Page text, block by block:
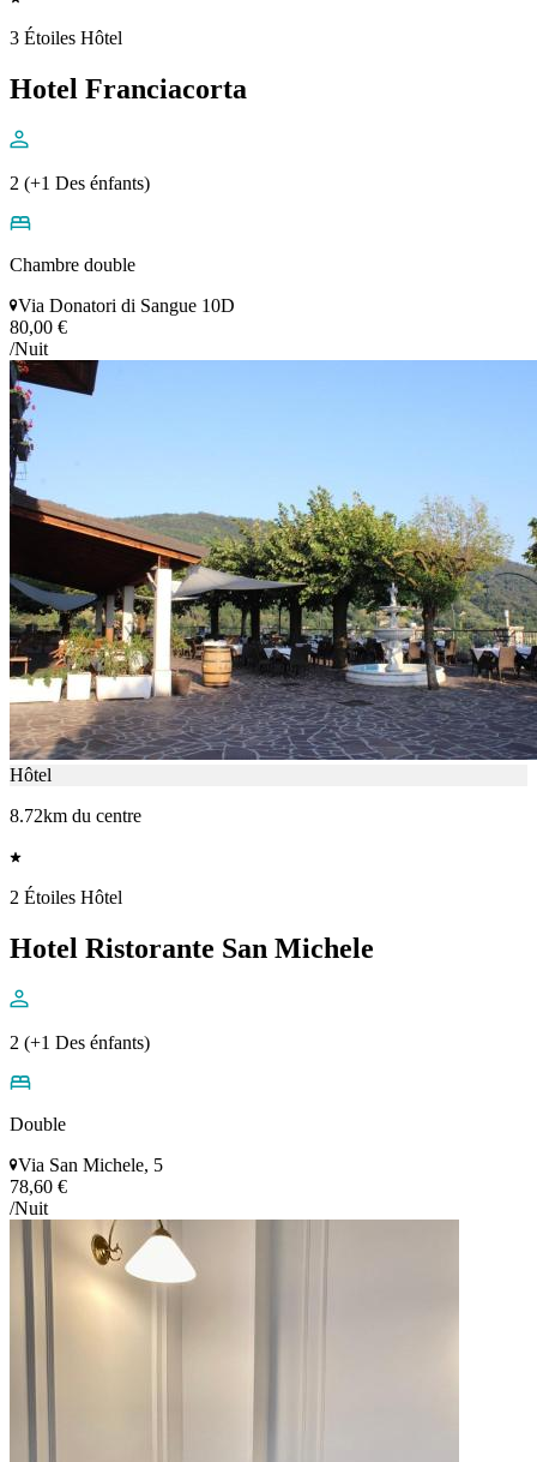
3 Étoiles Hôtel
Hotel Franciacorta
2 (+1 Des énfants)
Chambre double
Via Donatori di Sangue 10D
80,00 €
/Nuit
Hôtel
8.72km du centre
2 Étoiles Hôtel
Hotel Ristorante San Michele
2 (+1 Des énfants)
Double
Via San Michele, 5
78,60 €
/Nuit